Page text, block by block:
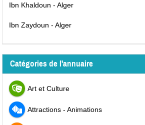
Ibn Khaldoun - Alger
Ibn Zaydoun - Alger
Catégories de l'annuaire
Art et Culture
Attractions - Animations